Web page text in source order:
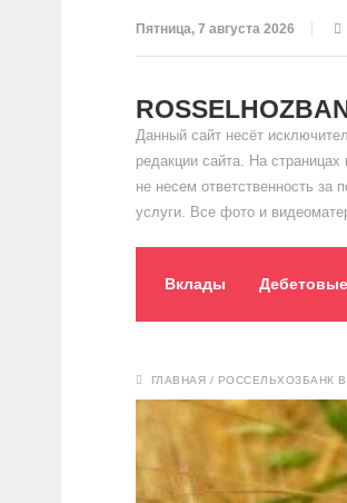
Пятница, 7 августа 2026
Данный сайт несёт
редакции сайта. На
не несем ответственность
услуги. Все фото и
Вклады
ГЛАВНАЯ / РОССЕЛЬХОЗБАНК